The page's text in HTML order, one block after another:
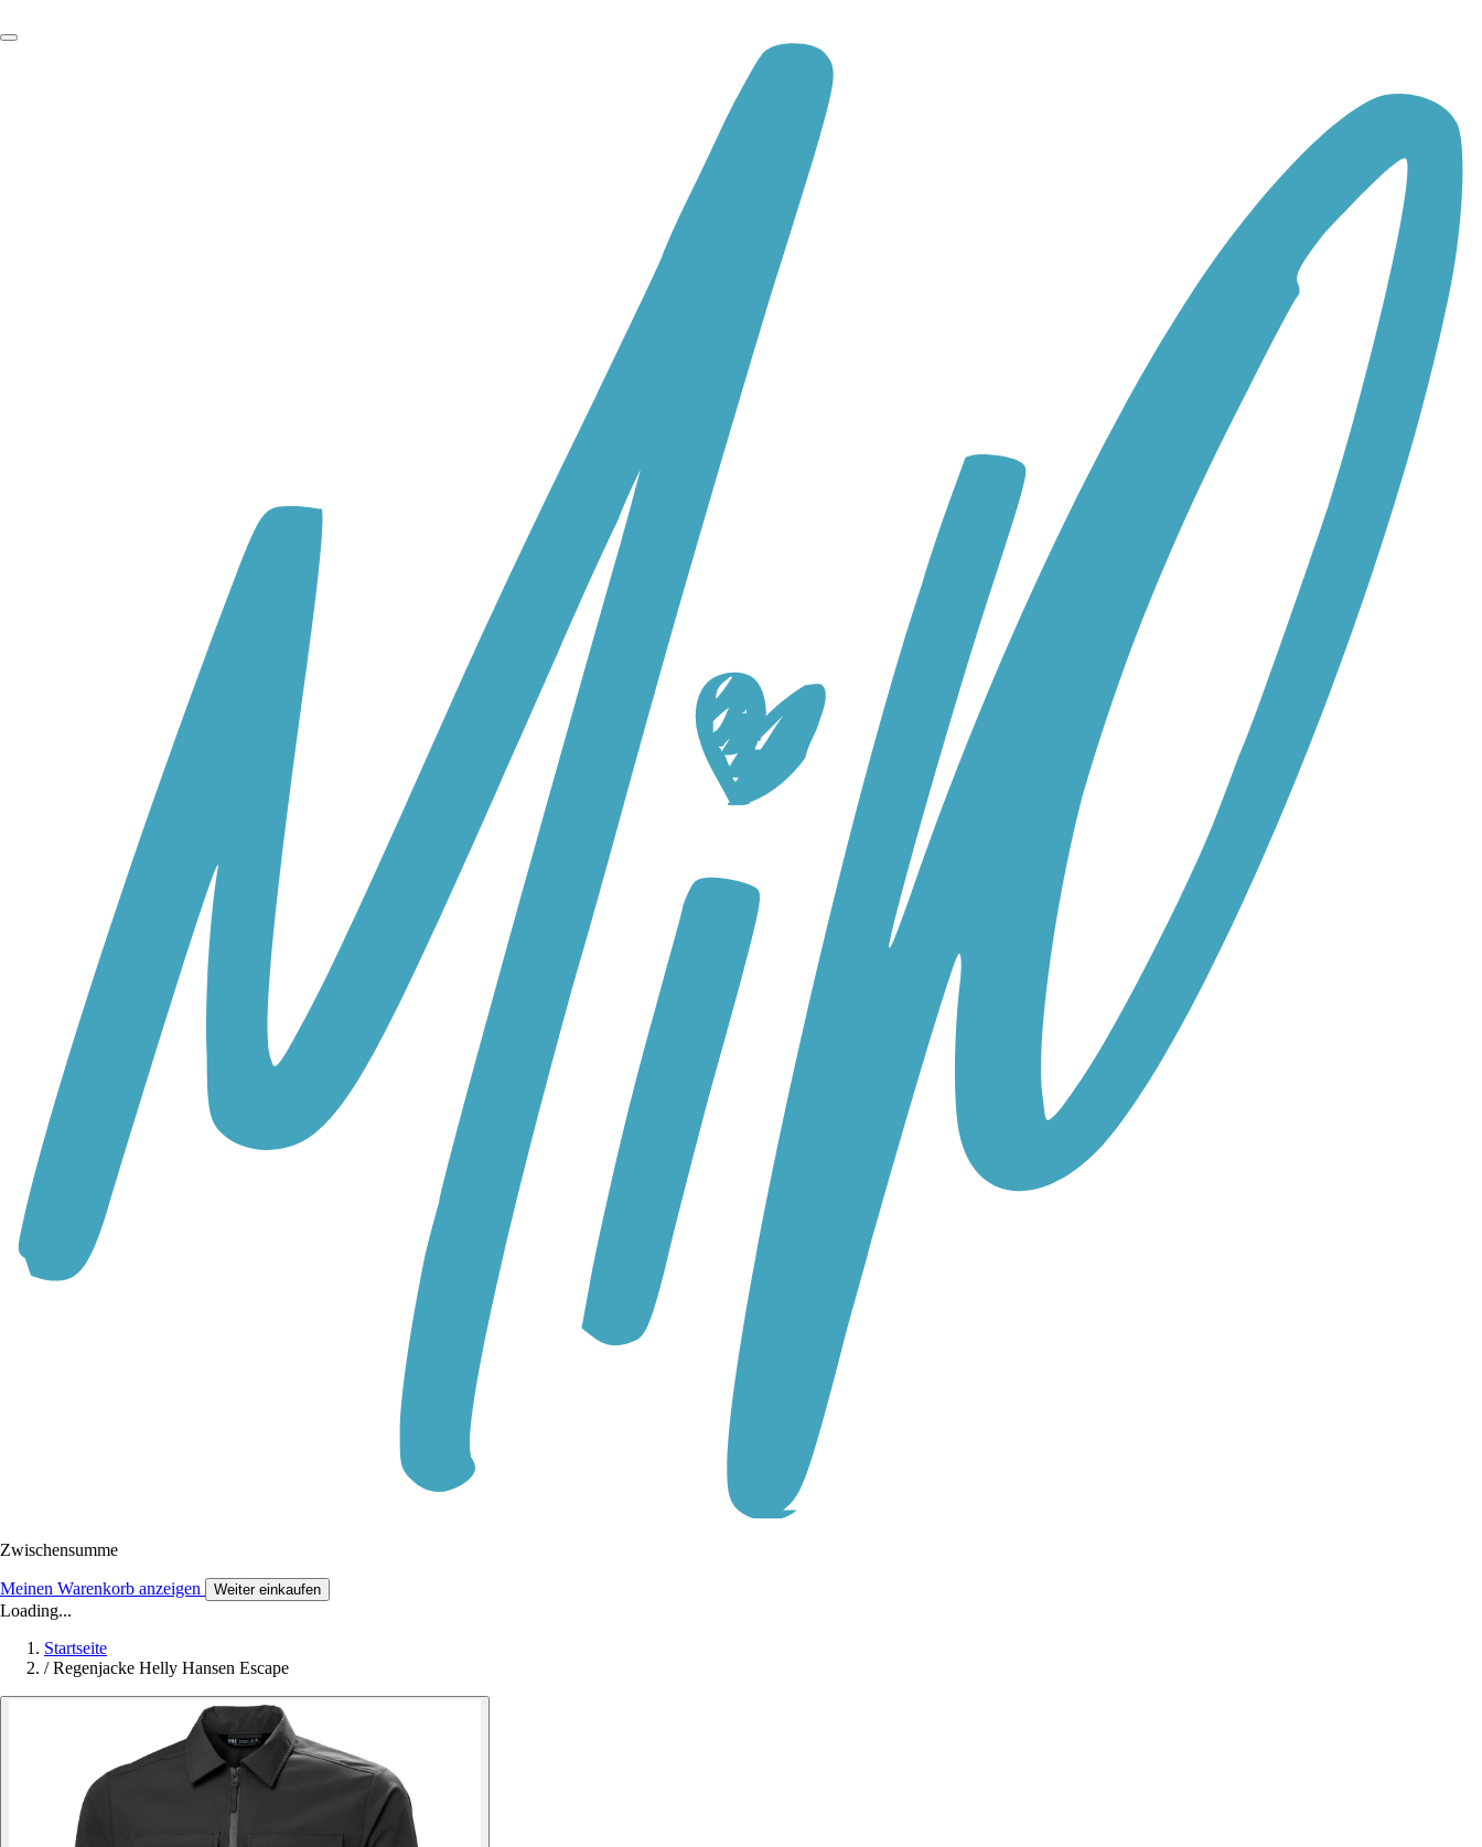
Zwischensumme
Meinen Warenkorb anzeigen Weiter einkaufen
Loading...
Startseite
/ Regenjacke Helly Hansen Escape